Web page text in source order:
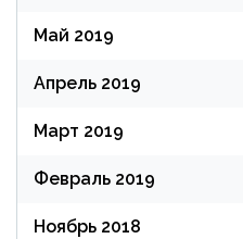
Май 2019
Апрель 2019
Март 2019
Февраль 2019
Ноябрь 2018